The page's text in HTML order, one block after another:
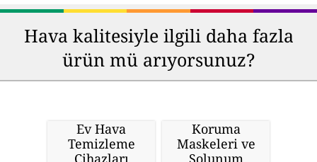
Hava kalitesiyle ilgili daha fazla
ürün mü arıyorsunuz?
Ev Hava
Temizleme
Cihazları
Koruma
Maskeleri ve
Solunum